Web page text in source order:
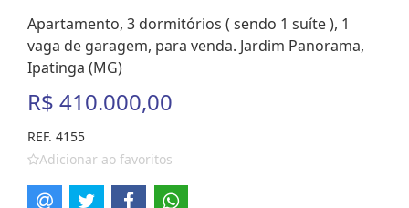
Apartamento, 3 dormitórios ( sendo 1 suíte ), 1
vaga de garagem, para venda. Jardim Panorama,
Ipatinga (MG)
R$ 410.000,00
REF. 4155
Adicionar ao favoritos